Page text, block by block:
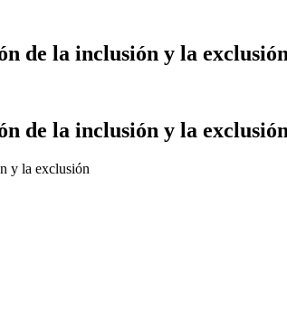
de la inclusión y la exclusión
de la inclusión y la exclusión